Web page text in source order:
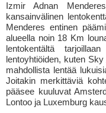
Izmir Adnan
kansainvälinen
Menderes entinen
alueella noin 18 Km
lentokentältä
lentoyhtiöiden, kuten
mahdollista lentää
Joitakin merkittäviä
pääsee kuuluvat
Lontoo ja Luxemburg